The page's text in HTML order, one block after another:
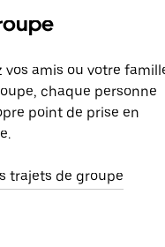
vos amis ou votre
chaque personne
point de prise en
trajets de groupe